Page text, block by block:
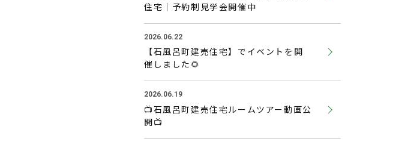
住宅｜予約制見学会開催中
2026.06.22
【石風呂町建売住宅】でイベントを開
催しました🌻
2026.06.19
📺石風呂町建売住宅ルームツアー動画公
開📺